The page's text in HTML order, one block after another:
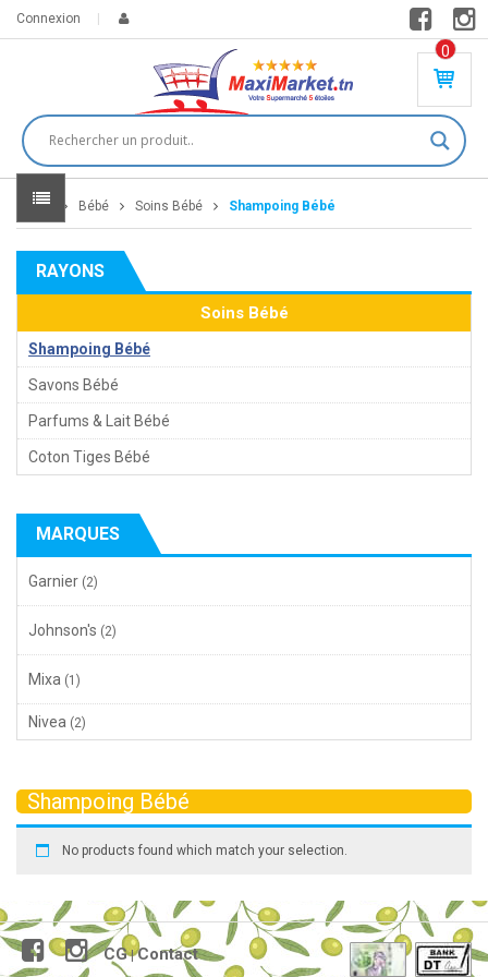
Connexion
0
PR
DU
IT(
S)
DT
Home Bébé Soins Bébé Shampoing Bébé
RAYONS
Soins Bébé
Shampoing Bébé
Savons Bébé
Parfums & Lait Bébé
Coton Tiges Bébé
MARQUES
Garnier (2)
Johnson's (2)
Mixa (1)
Nivea (2)
Shampoing Bébé
No products found which match your selection.
CG|Contact